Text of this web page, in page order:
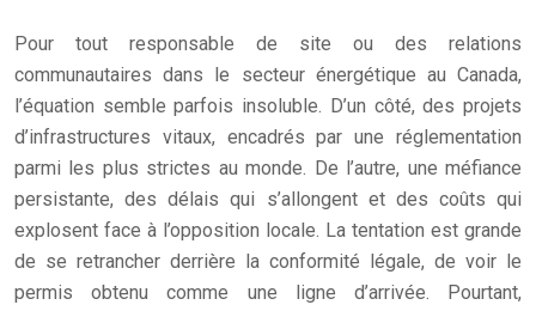
Pour tout responsable de site ou des relations
communautaires dans le secteur énergétique au Canada,
l’équation semble parfois insoluble. D’un côté, des projets
d’infrastructures vitaux, encadrés par une réglementation
parmi les plus strictes au monde. De l’autre, une méfiance
persistante, des délais qui s’allongent et des coûts qui
explosent face à l’opposition locale. La tentation est grande
de se retrancher derrière la conformité légale, de voir le
permis obtenu comme une ligne d’arrivée. Pourtant,